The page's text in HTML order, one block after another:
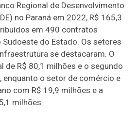
Regional de Desenvolvimento
no Paraná em 2022, R$ 165,3
em 490 contratos
do Estado. Os setores
se destacaram. O
de R$ 80,1 milhões e o segundo
enquanto o setor de comércio e
com R$ 19,9 milhões e a
milhões.